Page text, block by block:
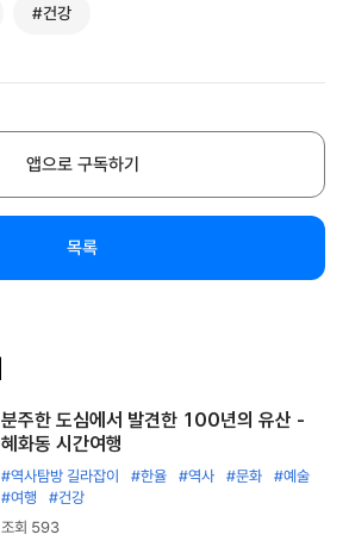
#건강
앱으로 구독하기
목록
분주한 도심에서 발견한 100년의 유산 -
혜화동 시간여행
#역사탐방 길라잡이 #한율 #역사 #문화
#예술
#여행
#건강
조회 593